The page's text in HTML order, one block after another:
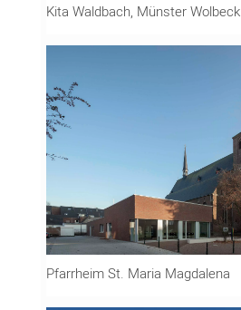
Kita Waldbach, Münster Wolbeck
Pfarrheim St. Maria Magdalena